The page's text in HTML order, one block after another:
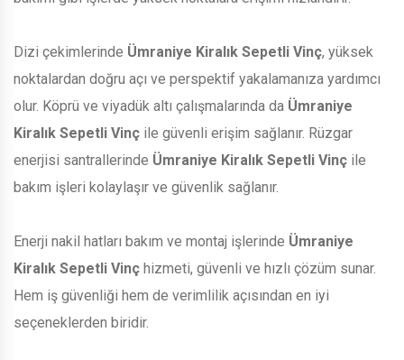
Dizi çekimlerinde Ümraniye Kiralık Sepetli Vinç, yüksek
noktalardan doğru açı ve perspektif yakalamanıza yardımcı
olur. Köprü ve viyadük altı çalışmalarında da Ümraniye
Kiralık Sepetli Vinç ile güvenli erişim sağlanır. Rüzgar
enerjisi santrallerinde Ümraniye Kiralık Sepetli Vinç ile
bakım işleri kolaylaşır ve güvenlik sağlanır.
Enerji nakil hatları bakım ve montaj işlerinde Ümraniye
Kiralık Sepetli Vinç hizmeti, güvenli ve hızlı çözüm sunar.
Hem iş güvenliği hem de verimlilik açısından en iyi
seçeneklerden biridir.